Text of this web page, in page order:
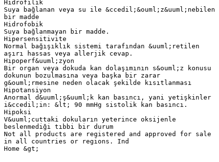
Hidrofilik
Suya bağlanan veya su ile &ccedil;&ouml;z&uuml;nebilen
bir madde
Hidrofobik
Suya bağlanmayan bir madde.
Hipersensitivite
Normal bağışıklık sistemi tarafından &uuml;retilen
aşırı hassas veya allerjik cevap.
Hipoperf&uuml;zyon
Bir organ veya dokuda kan dolaşımının s&ouml;z konusu
dokunun bozulmasına veya başka bir zarar
g&ouml;rmesine neden olacak şekilde kısıtlanması
Hipotansiyon
Anormal d&uuml;ş&uuml;k kan basıncı, yani yetişkinler
i&ccedil;in: &lt; 90 mmHg sistolik kan basıncı.
Hipoksi
V&uuml;cuttaki dokuların yeterince oksijenle
beslenmediği tıbbi bir durum
Not all products are registered and approved for sale
in all countries or regions. Ind